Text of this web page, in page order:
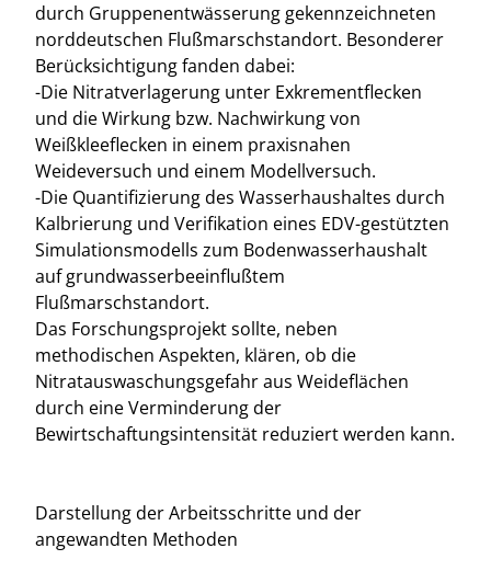
durch Gruppenentwässerung gekennzeichneten
norddeutschen Flußmarschstandort. Besonderer
Berücksichtigung fanden dabei:
-Die Nitratverlagerung unter Exkrementflecken
und die Wirkung bzw. Nachwirkung von
Weißkleeflecken in einem praxisnahen
Weideversuch und einem Modellversuch.
-Die Quantifizierung des Wasserhaushaltes durch
Kalbrierung und Verifikation eines EDV-gestützten
Simulationsmodells zum Bodenwasserhaushalt
auf grundwasserbeeinflußtem
Flußmarschstandort.
Das Forschungsprojekt sollte, neben
methodischen Aspekten, klären, ob die
Nitratauswaschungsgefahr aus Weideflächen
durch eine Verminderung der
Bewirtschaftungsintensität reduziert werden kann.
Darstellung der Arbeitsschritte und der
angewandten Methoden